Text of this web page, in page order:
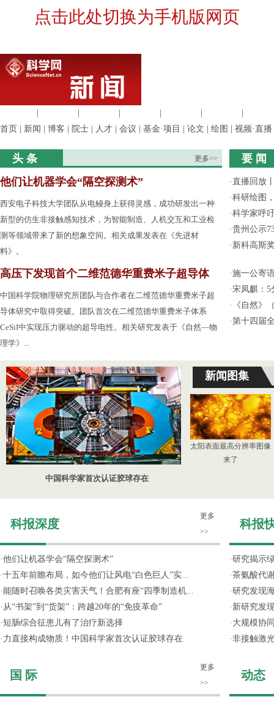
点击此处切换为手机版网页
首页
新闻 博客 院士 人才 会议 基金·项目 论文 绘图 视频·直播
头 条 更多>>
他们让机器学会“隔空探测术”
西安电子科技大学团队从电鳗身上获得灵感，成功研发出一种
新型的仿生非接触感知技术，为智能制造、人机交互和工业检
测等领域带来了新的想象空间。相关成果发表在《先进材
料》。
高压下发现首个二维范德华重费米子超导体
中国科学院物理研究所团队与合作者在二维范德华重费米子超
导体研究中取得突破。团队首次在二维范德华重费米子体系
CeSiI中实现压力驱动的超导电性。相关研究发表于《自然—物
理学》...
要 闻
·直播回放
·科研绘图
·科学家呼
·贵州公示
· 新科高斯
·施一公寄
·宋凤麒：5
·
《自然》
·第十四届
中国科学家首次认证胶球存在
新闻图集
太阳表面最高分辨率图像
来了
科报深度
更多
>>
·他们让机器学会“隔空探测术”
·十五年前瞻布局，如今他们让风电“白色巨人”实...
·能随时召唤各类灾害天气！合肥有座“四季制造机...
· 从“书架”到“货架”：跨越20年的“免疫革命”
· 短肠综合征患儿有了治疗新选择
· 力直接构成物质！中国科学家首次认证胶球存在
国 际
更多
>>
科报
·研究揭示
·茶氨酸代
·研究发现
· 新研究发
· 大规模协
·非接触激
动态